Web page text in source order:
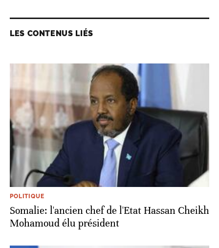
LES CONTENUS LIÉS
POLITIQUE
Somalie: l'ancien chef de l'Etat Hassan Cheikh
Mohamoud élu président